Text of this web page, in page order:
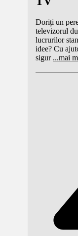
Doriți un
televizorul
lucrurilor
idee? Cu
sigur ...mai